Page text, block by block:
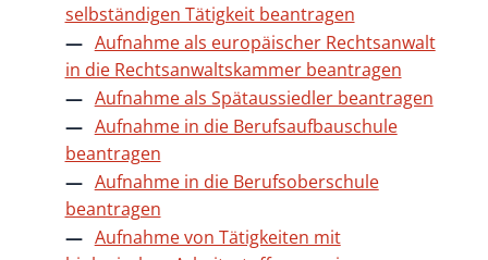
selbständigen Tätigkeit beantragen
Aufnahme als europäischer Rechtsanwalt
in die Rechtsanwaltskammer beantragen
Aufnahme als Spätaussiedler beantragen
Aufnahme in die Berufsaufbauschule
beantragen
Aufnahme in die Berufsoberschule
beantragen
Aufnahme von Tätigkeiten mit